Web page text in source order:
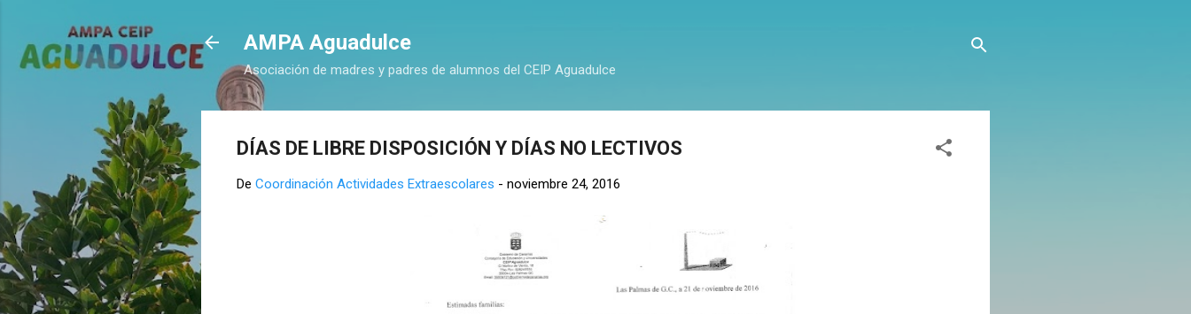
AMPA Aguadulce
Asociación de madres y padres de alumnos del CEIP Aguadulce
DÍAS DE LIBRE DISPOSICIÓN Y DÍAS NO LECTIVOS
De Coordinación Actividades Extraescolares - noviembre 24, 2016